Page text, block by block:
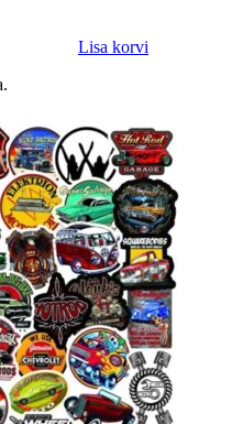
Lisa korvi